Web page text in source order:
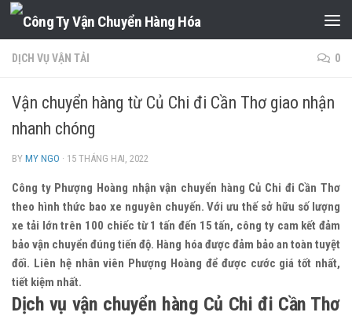
Skip to content
DỊCH VỤ VẬN TẢI 0
Vận chuyển hàng từ Củ Chi đi Cần Thơ giao nhận
nhanh chóng
BY MY NGO · 15 THÁNG HAI, 2022
Công ty Phượng Hoàng nhận vận chuyển hàng Củ Chi đi Cần Thơ
theo hình thức bao xe nguyên chuyến. Với ưu thế sở hữu số lượng
xe tải lớn trên 100 chiếc từ 1 tấn đến 15 tấn, công ty cam kết đảm
bảo vận chuyển đúng tiến độ. Hàng hóa được đảm bảo an toàn tuyệt
đối. Liên hệ nhân viên Phượng Hoàng để được cước giá tốt nhất,
tiết kiệm nhất.
Dịch vụ vận chuyển hàng Củ Chi đi Cần Thơ